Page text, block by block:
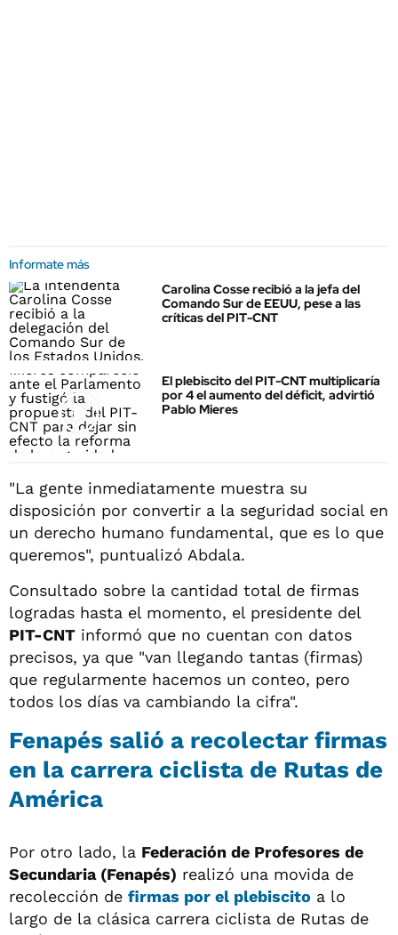
Informate más
Carolina Cosse recibió a la jefa del
Comando Sur de EEUU, pese a las
críticas del PIT-CNT
El plebiscito del PIT-CNT multiplicaría
por 4 el aumento del déficit, advirtió
Pablo Mieres
"La gente inmediatamente muestra su
disposición por convertir a la seguridad social en
un derecho humano fundamental, que es lo que
queremos", puntualizó Abdala.
Consultado sobre la cantidad total de firmas
logradas hasta el momento, el presidente del
PIT-CNT informó que no cuentan con datos
precisos, ya que "van llegando tantas (firmas)
que regularmente hacemos un conteo, pero
todos los días va cambiando la cifra".
Fenapés salió a recolectar firmas
en la carrera ciclista de Rutas de
América
Por otro lado, la Federación de Profesores de
Secundaria (Fenapés) realizó una movida de
recolección de firmas por el plebiscito a lo
largo de la clásica carrera ciclista de Rutas de